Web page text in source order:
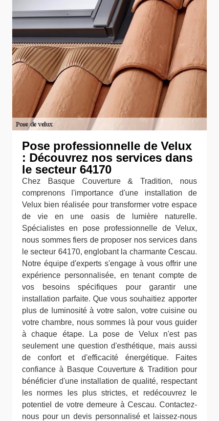
Pose professionnelle de Velux
: Découvrez nos services dans
le secteur 64170
Chez Basque Couverture & Tradition, nous
comprenons l'importance d'une installation de
Velux bien réalisée pour transformer votre espace
de vie en une oasis de lumière naturelle.
Spécialistes en pose professionnelle de Velux,
nous sommes fiers de proposer nos services dans
le secteur 64170, englobant la charmante Cescau.
Notre équipe d'experts s'engage à vous offrir une
expérience personnalisée, en tenant compte de
vos besoins spécifiques pour garantir une
installation parfaite. Que vous souhaitiez apporter
plus de luminosité à votre salon, votre cuisine ou
votre chambre, nous sommes là pour vous guider
à chaque étape. La pose de Velux n'est pas
seulement une question d'esthétique, mais aussi
de confort et d'efficacité énergétique. Faites
confiance à Basque Couverture & Tradition pour
bénéficier d'une installation de qualité, respectant
les normes les plus strictes, et redécouvrez le
potentiel de votre demeure à Cescau. Contactez-
nous pour un devis personnalisé et laissez-nous